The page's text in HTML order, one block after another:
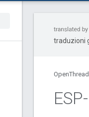
traduzioni
OpenThread